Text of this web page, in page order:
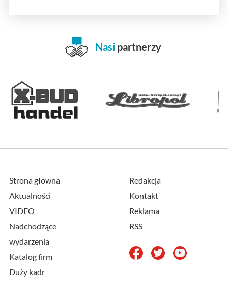
Nasi partnerzy
Strona główna
Aktualności
VIDEO
Nadchodzące
wydarzenia
Katalog firm
Duży kadr
Redakcja
Kontakt
Reklama
RSS